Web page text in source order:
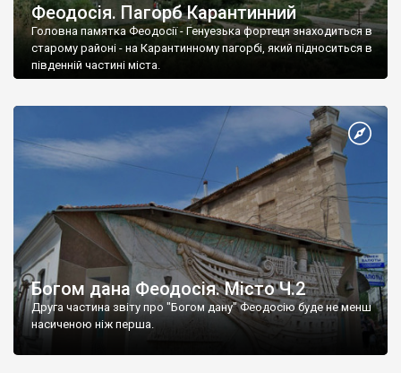
Феодосія. Пагорб Карантинний
Головна памятка Феодосії - Генуезька фортеця знаходиться в
старому районі - на Карантинному пагорбі, який підноситься в
південній частині міста.
Богом дана Феодосія. Місто Ч.2
Друга частина звіту про "Богом дану" Феодосію буде не менш
насиченою ніж перша.